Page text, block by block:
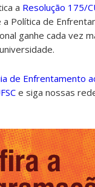
a Resolução 175/
Política de
ganhe cada vez
de Enfrentamento
e siga nossas